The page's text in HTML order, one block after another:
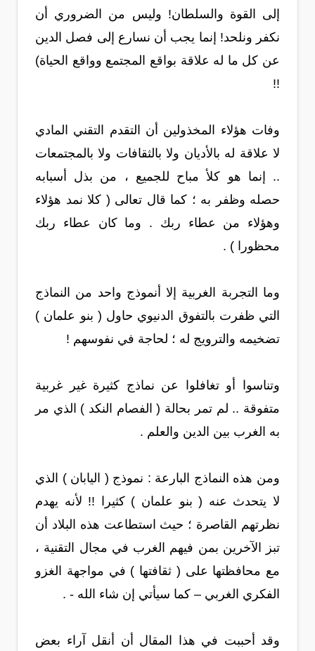
إلى القوة والسلطان! وليس من الضروري أن
نكفر ونلحد! إنما يجب أن نسارع إلى فصل الدين
عن كل ما له علاقة بواقع المجتمع وواقع الحياة)
!!
وفات هؤلاء المخذولين أن التقدم التقني المادي
لا علاقة له بالأديان ولا بالثقافات ولا بالمجتمعات
.. إنما هو كلأ مباح للجميع ، من بذل أسبابه
حصله وظفر به ؛ كما قال تعالى ( كلا نمد هؤلاء
وهؤلاء من عطاء ربك . وما كان عطاء ربك
محظورا ) .
وما التجربة الغربية إلا أنموذج واحد من النماذج
التي ظفرت بالتفوق الدنيوي حاول ( بنو علمان )
تضخيمه والترويج له ؛ لحاجة في نفوسهم !
وتناسوا أو تغافلوا عن نماذج كثيرة غير غربية
متفوقة .. لم تمر بحالة ( الفصام النكد ) الذي مر
به الغرب بين الدين والعلم .
ومن هذه النماذج البارعة : نموذج ( اليابان ) الذي
لا يتحدث عنه ( بنو علمان ) كثيرا !! لأنه يهدم
نظرتهم القاصرة ؛ حيث استطاعت هذه البلاد أن
تبز الآخرين بمن فيهم الغرب في مجال التقنية ،
مع محافظتها على ( ثقافتها ) في مواجهة الغزو
الفكري الغربي – كما سيأتي إن شاء الله - .
وقد أحببت في هذا المقال أن أنقل آراء بعض